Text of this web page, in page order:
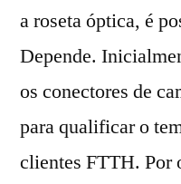
a roseta óptica, é
Depende.
os conectores de
para qualificar o
clientes FTTH. Por